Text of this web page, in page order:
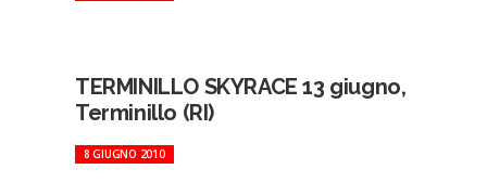
TERMINILLO SKYRACE 13 giugno,
Terminillo (RI)
8 GIUGNO 2010